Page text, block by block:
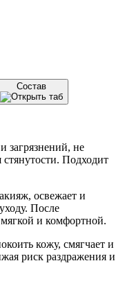
Состав
загрязнений, не
Подходит
освежает и
После
мягкой и комфортной.
кожу, смягчает и
риск раздражения и